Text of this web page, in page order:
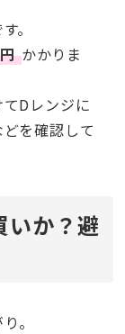
。
かかりま
Dレンジに
を確認して
いか？避
。